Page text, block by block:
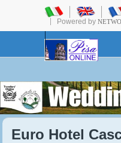
Powered by
Euro Hotel